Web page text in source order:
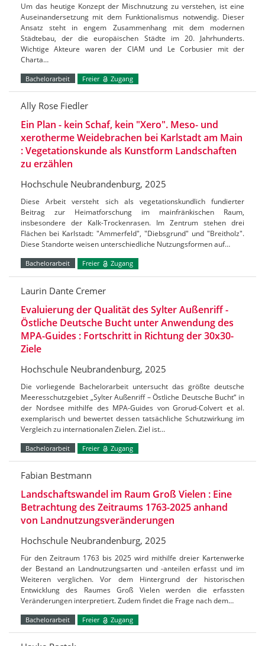
Um das heutige Konzept der Mischnutzung zu verstehen, ist eine
Auseinandersetzung mit dem Funktionalismus notwendig. Dieser
Ansatz steht in engem Zusammenhang mit dem modernen
Städtebau, der die europäischen Städte im 20. Jahrhunderts.
Wichtige Akteure waren der CIAM und Le Corbusier mit der
Charta…
Bachelorarbeit Freier Zugang
Ally Rose Fiedler
Ein Plan - kein Schaf, kein "Xero". Meso- und
xerotherme Weidebrachen bei Karlstadt am Main
: Vegetationskunde als Kunstform Landschaften
zu erzählen
Hochschule Neubrandenburg, 2025
Diese Arbeit versteht sich als vegetationskundlich fundierter
Beitrag zur Heimatforschung im mainfränkischen Raum,
insbesondere der Kalk-Trockenrasen. Im Zentrum stehen drei
Flächen bei Karlstadt: "Ammerfeld", "Diebsgrund" und "Breitholz".
Diese Standorte weisen unterschiedliche Nutzungsformen auf…
Bachelorarbeit Freier Zugang
Laurin Dante Cremer
Evaluierung der Qualität des Sylter Außenriff -
Östliche Deutsche Bucht unter Anwendung des
MPA-Guides : Fortschritt in Richtung der 30x30-
Ziele
Hochschule Neubrandenburg, 2025
Die vorliegende Bachelorarbeit untersucht das größte deutsche
Meeresschutzgebiet „Sylter Außenriff – Östliche Deutsche Bucht“ in
der Nordsee mithilfe des MPA-Guides von Grorud-Colvert et al.
exemplarisch und bewertet dessen tatsächliche Schutzwirkung im
Vergleich zu internationalen Zielen. Ziel ist…
Bachelorarbeit Freier Zugang
Fabian Bestmann
Landschaftswandel im Raum Groß Vielen : Eine
Betrachtung des Zeitraums 1763-2025 anhand
von Landnutzungsveränderungen
Hochschule Neubrandenburg, 2025
Für den Zeitraum 1763 bis 2025 wird mithilfe dreier Kartenwerke
der Bestand an Landnutzungsarten und -anteilen erfasst und im
Weiteren verglichen. Vor dem Hintergrund der historischen
Entwicklung des Raumes Groß Vielen werden die erfassten
Veränderungen interpretiert. Zudem findet die Frage nach dem…
Bachelorarbeit Freier Zugang